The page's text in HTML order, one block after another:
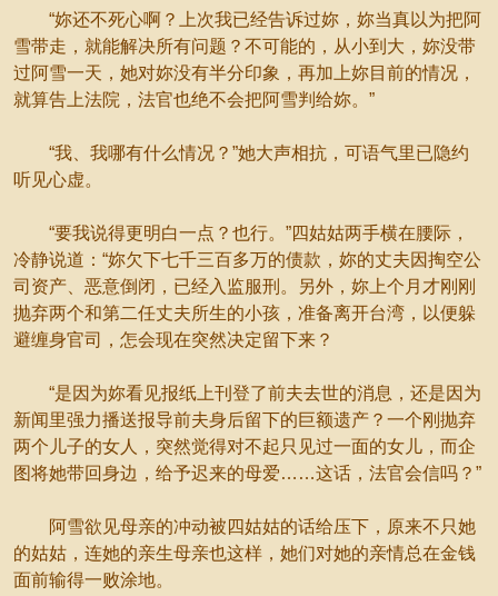
“妳还不死心啊？上次我已经告诉过妳，妳当真以为把阿
雪带走，就能解决所有问题？不可能的，从小到大，妳没带
过阿雪一天，她对妳没有半分印象，再加上妳目前的情况，
就算告上法院，法官也绝不会把阿雪判给妳。”
“我、我哪有什么情况？”她大声相抗，可语气里已隐约
听见心虚。
“要我说得更明白一点？也行。”四姑姑两手横在腰际，
冷静说道：“妳欠下七千三百多万的债款，妳的丈夫因掏空公
司资产、恶意倒闭，已经入监服刑。另外，妳上个月才刚刚
抛弃两个和第二任丈夫所生的小孩，准备离开台湾，以便躲
避缠身官司，怎会现在突然决定留下来？
“是因为妳看见报纸上刊登了前夫去世的消息，还是因为
新闻里强力播送报导前夫身后留下的巨额遗产？一个刚抛弃
两个儿子的女人，突然觉得对不起只见过一面的女儿，而企
图将她带回身边，给予迟来的母爱……这话，法官会信吗？”
阿雪欲见母亲的冲动被四姑姑的话给压下，原来不只她
的姑姑，连她的亲生母亲也这样，她们对她的亲情总在金钱
面前输得一败涂地。